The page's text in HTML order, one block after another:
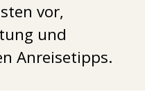
vor,
und
Anreisetipps.